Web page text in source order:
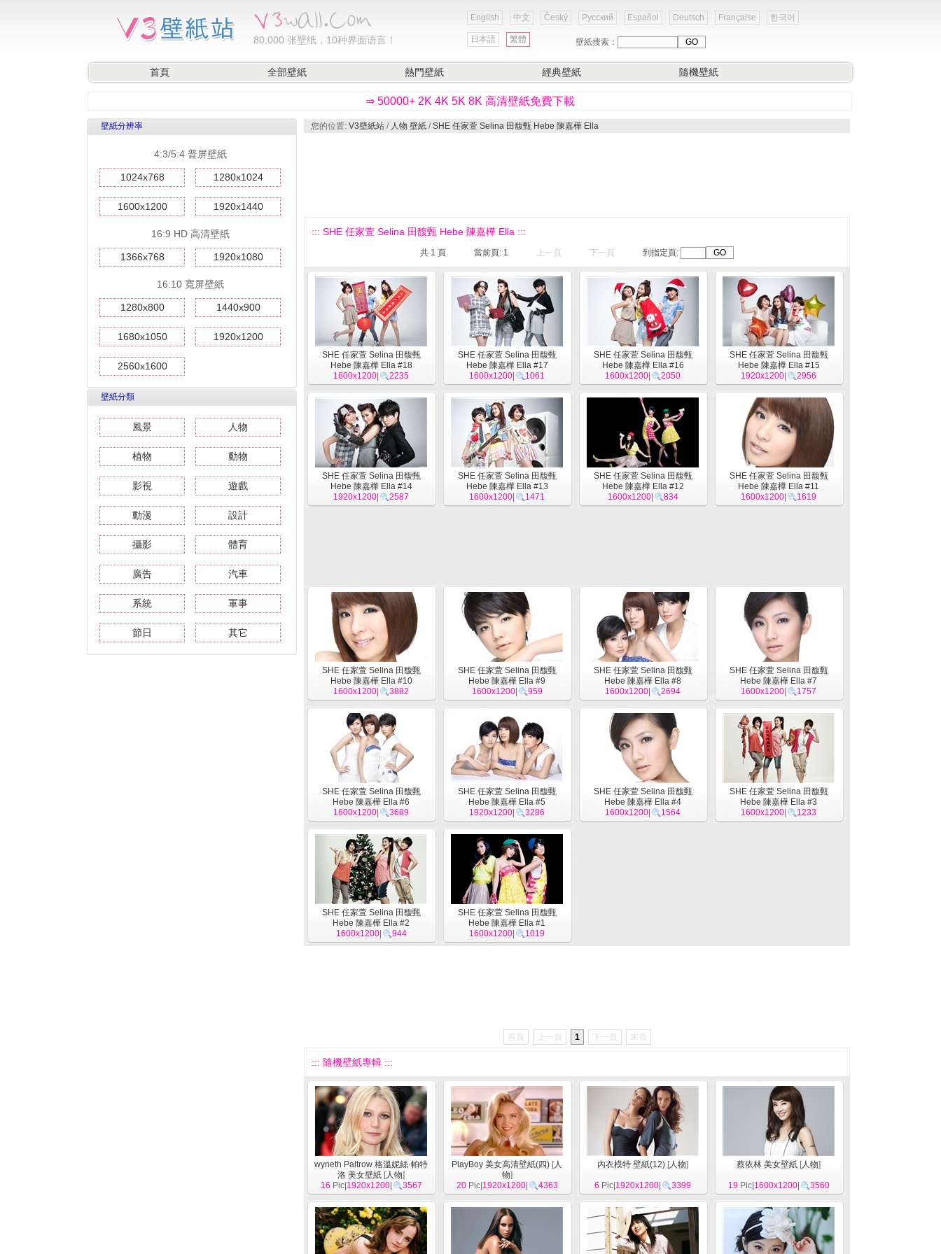
80,000 张壁纸，10种界面语言！
English 中文 Český Русский Español Deutsch Française 한국어
日本語 繁體 壁紙搜索：
首頁 全部壁紙 熱門壁紙 經典壁紙 隨機壁紙
⇒ 50000+ 2K 4K 5K 8K 高清壁紙免費下載
壁紙分辨率
4:3/5:4 普屏壁紙
1024x768 1280x1024
1600x1200 1920x1440
16:9 HD 高清壁紙
1366x768 1920x1080
16:10 寬屏壁紙
1280x800 1440x900
1680x1050 1920x1200
2560x1600
壁紙分類
風景 人物
植物 動物
影視 遊戲
動漫 設計
攝影 體育
廣告 汽車
系統 軍事
節日 其它
您的位置: V3壁紙站 / 人物 壁紙 /SHE 任家萱 Selina 田馥甄 Hebe 陳嘉樺 Ella
::: SHE 任家萱 Selina 田馥甄 Hebe 陳嘉樺 Ella :::
共 1 頁 當前頁: 1 上一頁 下一頁 到指定頁:
SHE 任家萱 Selina 田馥甄
Hebe 陳嘉樺 Ella #18
1600x1200
2235
SHE 任家萱 Selina 田馥甄
Hebe 陳嘉樺 Ella #17
1600x1200
1061
SHE 任家萱 Selina 田馥甄
Hebe 陳嘉樺 Ella #16
1600x1200
2050
SHE 任家萱 Selina 田馥甄
Hebe 陳嘉樺 Ella #15
1920x1200
2956
SHE 任家萱 Selina 田馥甄
Hebe 陳嘉樺 Ella #14
1920x1200
2587
SHE 任家萱 Selina 田馥甄
Hebe 陳嘉樺 Ella #13
1600x1200
1471
SHE 任家萱 Selina 田馥甄
Hebe 陳嘉樺 Ella #12
1600x1200| 834
SHE 任家萱 Selina 田馥甄
Hebe 陳嘉樺 Ella #11
1600x1200
1619
SHE 任家萱 Selina 田馥甄
Hebe 陳嘉樺 Ella #10
1600x1200
3882
SHE 任家萱 Selina 田馥甄
Hebe 陳嘉樺 Ella #9
1600x1200| 959
SHE 任家萱 Selina 田馥甄
Hebe 陳嘉樺 Ella #8
1600x1200
2694
SHE 任家萱 Selina 田馥甄
Hebe 陳嘉樺 Ella #7
1600x1200
1757
SHE 任家萱 Selina 田馥甄
Hebe 陳嘉樺 Ella #6
1600x1200
3689
SHE 任家萱 Selina 田馥甄
Hebe 陳嘉樺 Ella #5
1920x1200
3286
SHE 任家萱 Selina 田馥甄
Hebe 陳嘉樺 Ella #4
1600x1200
1564
SHE 任家萱 Selina 田馥甄
Hebe 陳嘉樺 Ella #3
1600x1200
1233
SHE 任家萱 Selina 田馥甄
Hebe 陳嘉樺 Ella #2
1600x1200| 944
SHE 任家萱 Selina 田馥甄
Hebe 陳嘉樺 Ella #1
1600x1200
1019
首頁 上一頁 1 下一頁 末頁
::: 隨機壁紙專輯 :::
wyneth Paltrow 格溫妮絲·帕特
洛 美女壁紙 [人物]
16 Pic| 1920x1200| 3567
PlayBoy 美女高清壁紙(四) [人
物]
20Pic| 1920x1200| 4363
內衣模特 壁紙(12) [人物]
6 Pic| 1920x1200 3399
蔡依林 美女壁紙 [人物]
19Pic| 1600x1200| 3560